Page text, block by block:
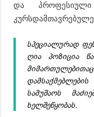
და პროფესიული
სპეციალურად
ღია პოზიცია
სამუშაოს
ხელშეწყობას.